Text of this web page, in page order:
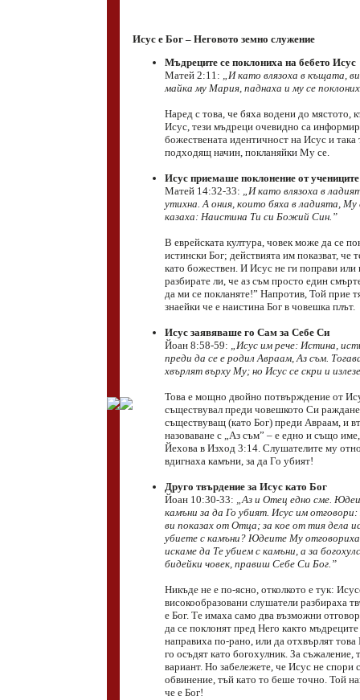
Исус е Бог – Неговото земно служение
Мъдреците се поклониха на бебето Исус
Матей 2:11: „И като влязоха в къщата,
майка му Мария, паднаха и му се
Наред с това, че бяха водени до мястото,
Исус, тези мъдреци очевидно са
божествената идентичност на Исус и така
подходящ начин, покланяйки Му се.
Исус приемаше поклонение от
Матей 14:32-33: „И като влязоха в
утихна. А ония, които бяха в ладията, Му
казаха: Наистина Ти си Божий Син.”
В еврейската култура, човек може да се
истински Бог; действията им показват, че
като божествен. И Исус не ги поправи или
разбирате ли, че аз съм просто един
да ми се покланяте!” Напротив, Той прие
знаейки че е наистина Бог в човешка плът.
Исус заявяваше го Сам за Себе Си
Йоан 8:58-59: „Исус им рече: Истина,
преди да се е родил Авраам, Аз съм.
хвърлят върху Му; но Исус се скри и
Това е мощно двойно потвърждение от
съществувал преди човешкото Си
съществуващ (като Бог) преди Авраам, и
назоваване с „Аз съм” – е едно и също име,
Йехова в Изход 3:14. Слушателите му
вдигнаха камъни, за да Го убият!
Друго твърдение за Исус като Бог
Йоан 10:30-33: „Аз и Отец едно сме.
камъни за да Го убият. Исус им
ви показах от Отца; за кое от тия дела
убиете с камъни? Юдеите Му
искаме да Те убием с камъни, а за
бидейки човек, правиш Себе Си Бог.”
Никъде не е по-ясно, отколкото е тук:
високообразовани слушатели разбираха
е Бог. Те имаха само два възможни
да се поклонят пред Него както
направиха по-рано, или да отхвърлят
го осъдят като богохулник. За съжаление,
вариант. Но забележете, че Исус не спори
обвинение, тъй като то беше точно. Той
че е Бог!